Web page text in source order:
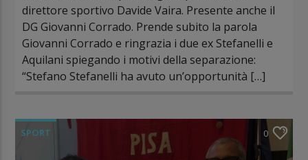
direttore sportivo Davide Vaira. Presente anche il
DG Giovanni Corrado. Prende subito la parola
Giovanni Corrado e ringrazia i due ex Stefanelli e
Aquilani spiegando i motivi della separazione:
“Stefano Stefanelli ha avuto un’opportunità […]
SPORT 0